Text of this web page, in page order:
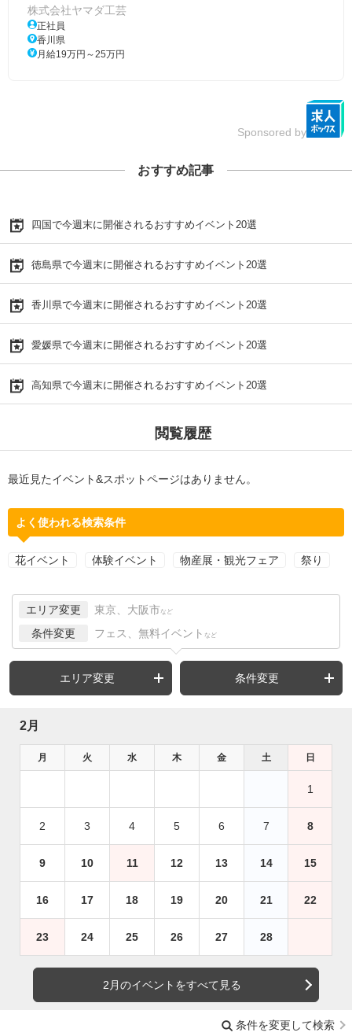
株式会社ヤマダ工芸
正社員
香川県
月給19万円～25万円
Sponsored by
おすすめ記事
四国で今週末に開催されるおすすめイベント20選
徳島県で今週末に開催されるおすすめイベント20選
香川県で今週末に開催されるおすすめイベント20選
愛媛県で今週末に開催されるおすすめイベント20選
高知県で今週末に開催されるおすすめイベント20選
閲覧履歴
最近見たイベント&スポットページはありません。
よく使われる検索条件
花イベント 体験イベント 物産展・観光フェア 祭り
エリア変更 東京、大阪市 など
条件変更 フェス、無料イベント など
エリア変更 条件変更
2月
月 火 水 木 金 土 日
1
2 3 4 5 6 7 8
9 10 11 12 13 14 15
16 17 18 19 20 21 22
23 24 25 26 27 28
2月のイベントをすべて見る
条件を変更して検索